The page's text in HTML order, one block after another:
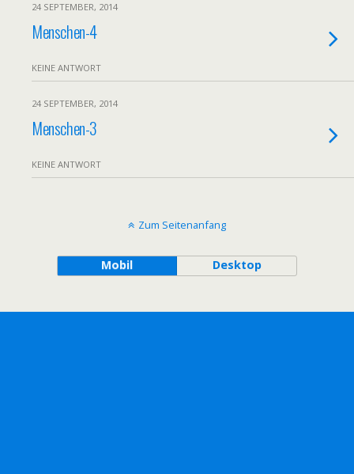
24 SEPTEMBER, 2014
Menschen-4
KEINE ANTWORT
24 SEPTEMBER, 2014
Menschen-3
KEINE ANTWORT
Zum Seitenanfang
Mobil Desktop